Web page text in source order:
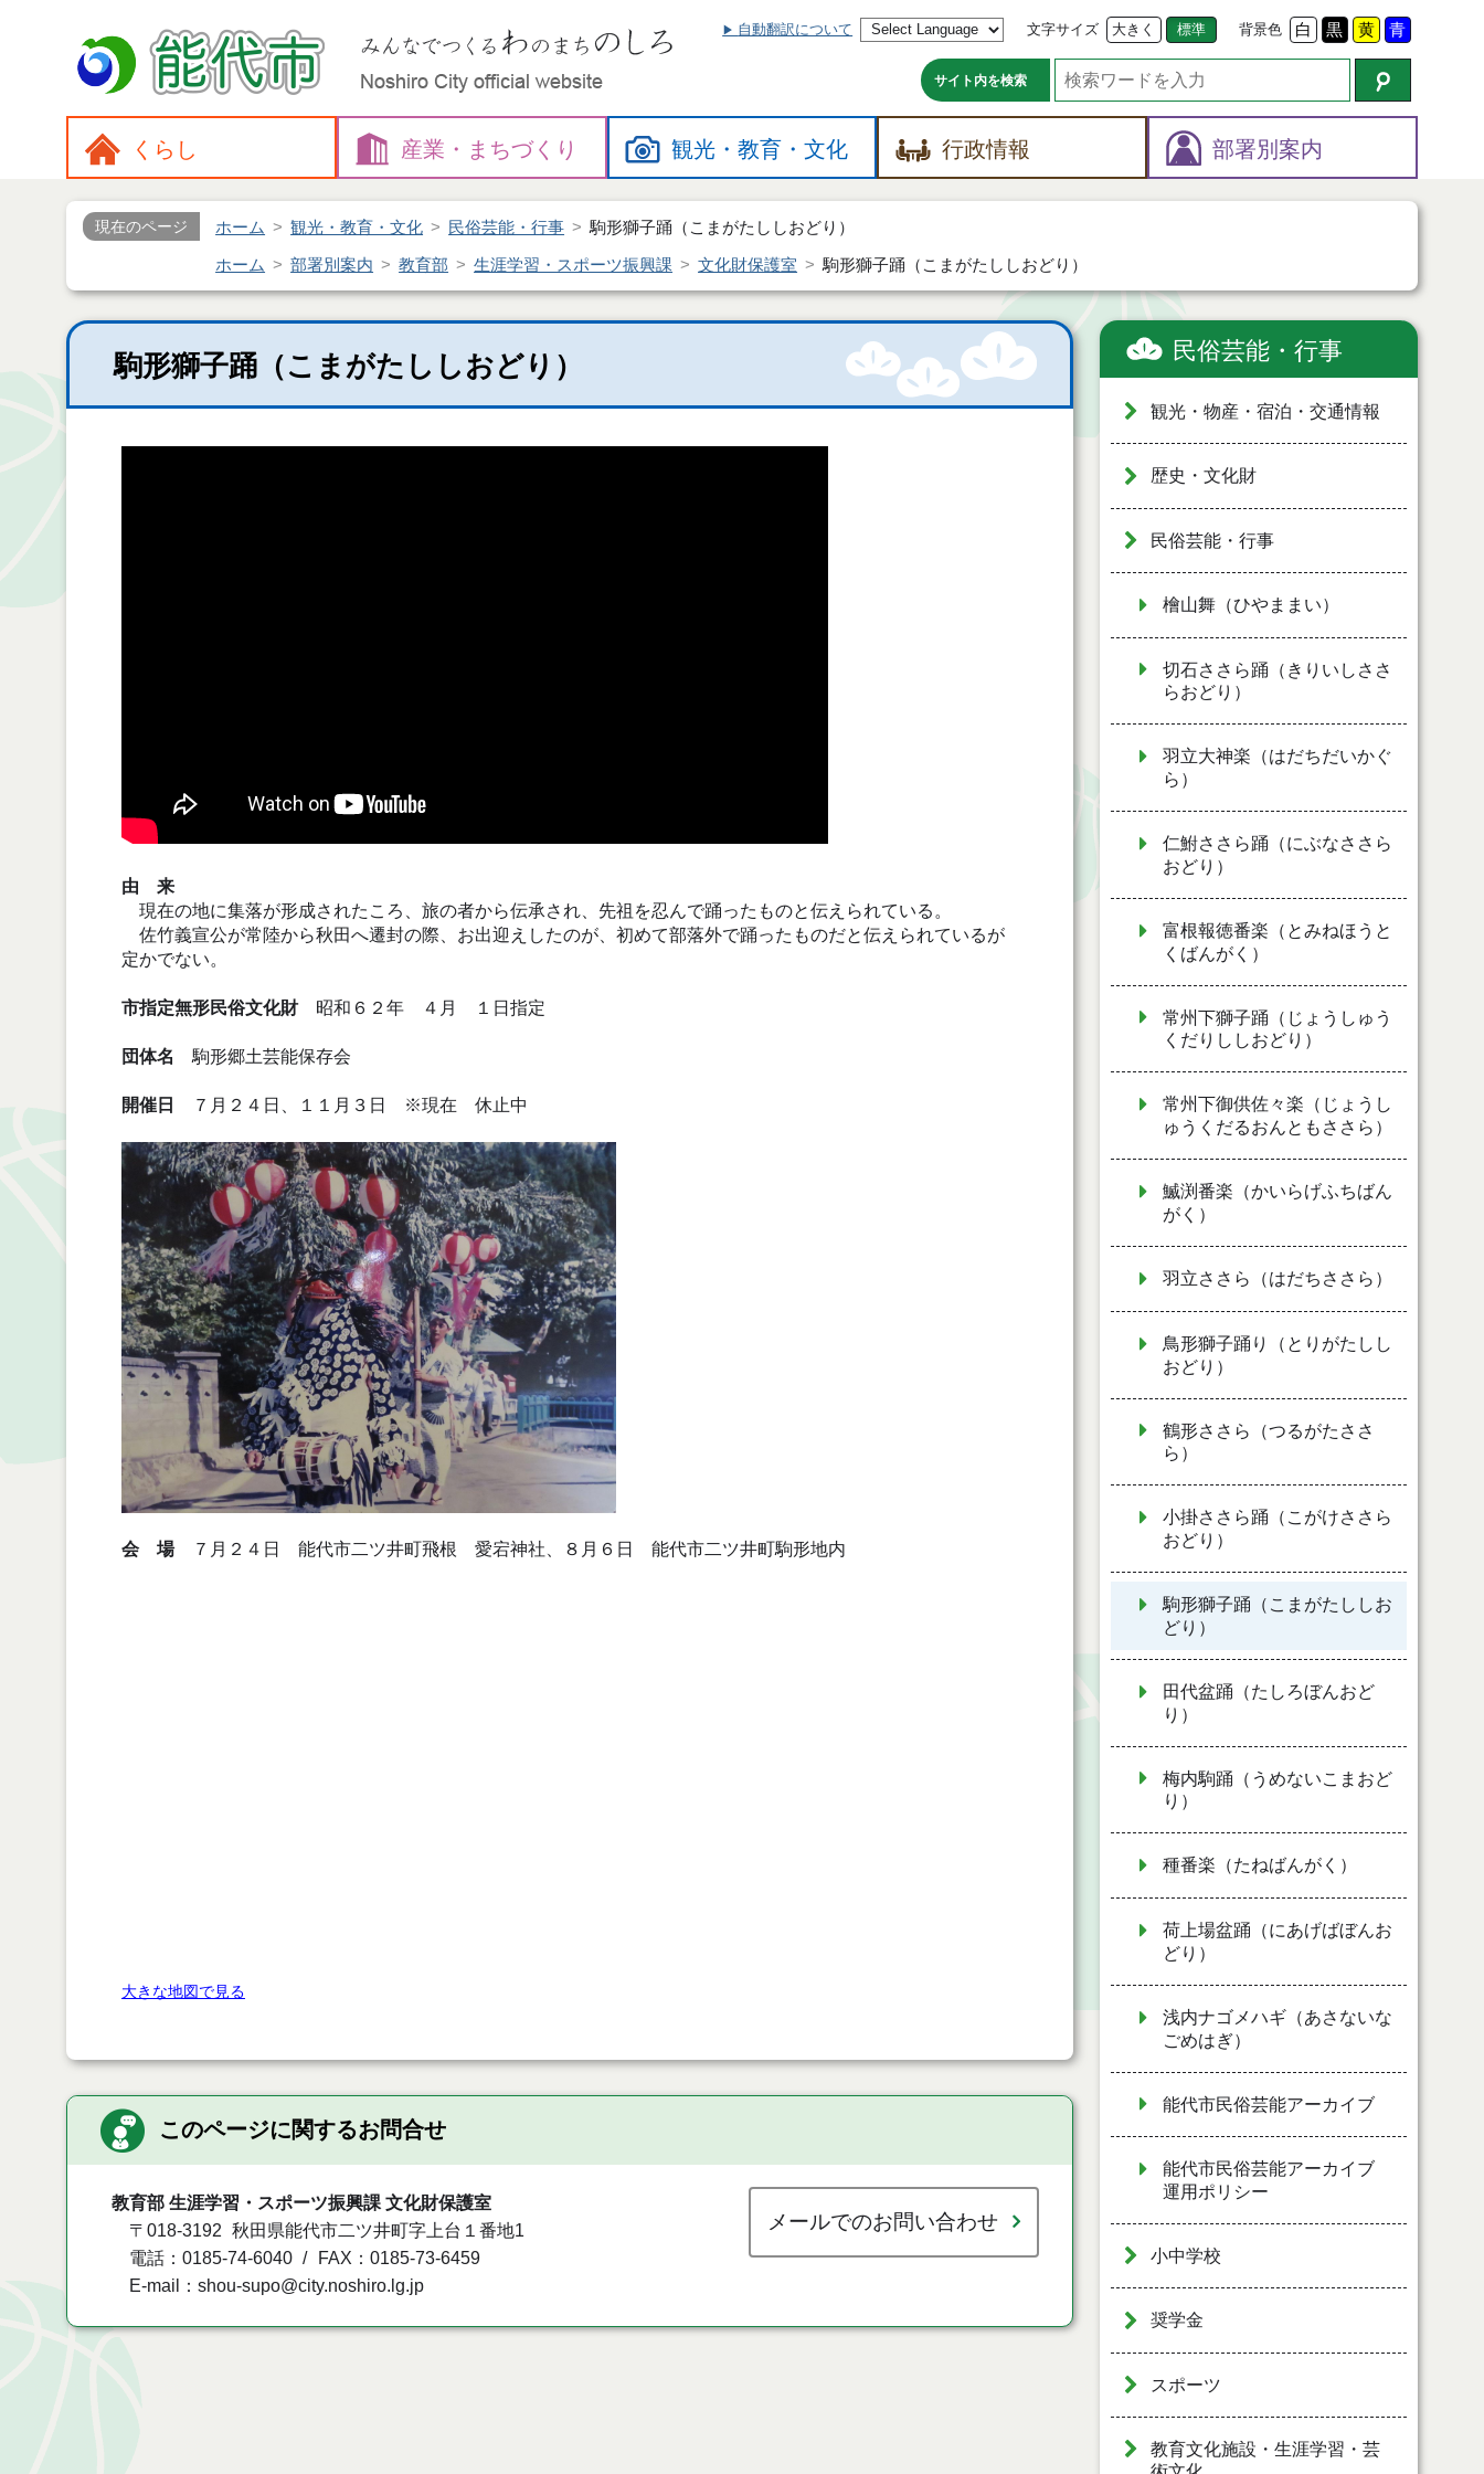
自動翻訳について 文字サイズ 大きく 標準 背景色 白 黒 黄 青
サイト内を検索
くらし 産業・ まちづくり 観光・教育・文化 行政情報 部署別案内
現在のページ ホーム 観光・教育・文化 民俗芸能・行事 駒形獅子踊（こまがたししおどり）
ホーム 部署別案内 教育部 生涯学習・スポーツ振興課 文化財保護室 駒形獅子踊（こまがたししおどり）
駒形獅子踊（こまがたししおどり）
由 来
現在の地に集落が形成されたころ、旅の者から伝承され、先祖を忍んで踊ったものと伝えられている。
佐竹義宣公が常陸から秋田へ遷封の際、お出迎えしたのが、初めて部落外で踊ったものだと伝えられているが
定かでない。
市指定無形民俗文化財昭和６２年 ４月 １日指定
団体名 駒形郷土芸能保存会
開催日 ７月２４日、１１月３日 ※現在 休止中
会 場７月２４日 能代市二ツ井町飛根 愛宕神社、８月６日 能代市二ツ井町駒形地内
大きな地図で見る
このページに関するお問合せ
教育部 生涯学習・スポーツ振興課 文化財保護室
〒018-3192
秋田県能代市二ツ井町字上台１番地1
電話：0185-74-6040
FAX：0185-73-6459
E-mail：shou-supo@city.noshiro.lg.jp
メールでのお問い合わせ
民俗芸能・行事
観光・物産・宿泊・交通情報
歴史・文化財
民俗芸能・行事
檜山舞（ひやままい）
切石ささら踊（きりいしささ
らおどり）
羽立大神楽（はだちだいかぐ
ら）
仁鮒ささら踊（にぶなささら
おどり）
富根報徳番楽（とみねほうと
くばんがく）
常州下獅子踊（じょうしゅう
くだりししおどり）
常州下御供佐々楽（じょうし
ゅうくだるおんともささら）
鰄渕番楽（かいらげふちばん
がく）
羽立ささら（はだちささら）
鳥形獅子踊り（とりがたしし
おどり）
鶴形ささら（つるがたささ
ら）
小掛ささら踊（こがけささら
おどり）
駒形獅子踊（こまがたししお
どり）
田代盆踊（たしろぼんおど
り）
梅内駒踊（うめないこまおど
り）
種番楽（たねばんがく）
荷上場盆踊（にあげばぼんお
どり）
浅内ナゴメハギ（あさないな
ごめはぎ）
能代市民俗芸能アーカイブ
能代市民俗芸能アーカイブ
運用ポリシー
小中学校
奨学金
スポーツ
教育文化施設・生涯学習・芸